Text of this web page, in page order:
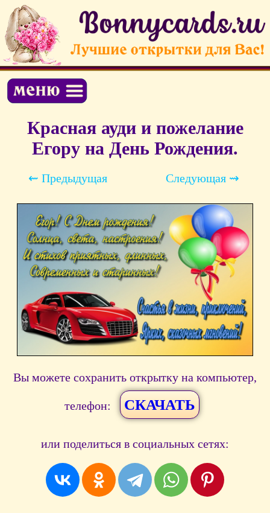
Красная ауди и пожелание
Егору на День Рождения.
⇜ Предыдущая Следующая ⇝
Вы можете сохранить открытку на компьютер,
телефон: СКАЧАТЬ
или поделиться в социальных сетях: